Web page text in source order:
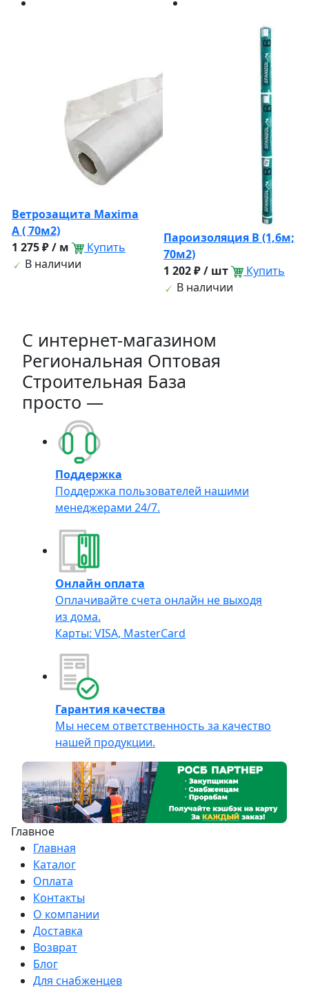
Ветрозащита Maxima
A ( 70м2)
1 275 ₽ / м
Купить
В наличии
Пароизоляция B (1,6м;
70м2)
1 202 ₽ / шт
Купить
В наличии
C интернет-магазином
Региональная Оптовая
Строительная База
просто —
Поддержка
Поддержка пользователей нашими
менеджерами 24/7.
Онлайн оплата
Оплачивайте счета онлайн не выходя
из дома.
Карты: VISA, MasterCard
Гарантия качества
Мы несем ответственность за качество
нашей продукции.
Главное
Главная
Каталог
Оплата
Контакты
О компании
Доставка
Возврат
Блог
Для снабженцев